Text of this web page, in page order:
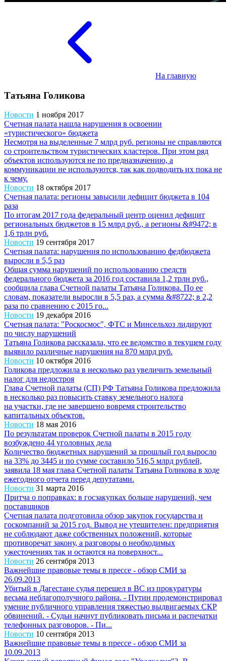
На главную
Татьяна Голикова
Новости 1 ноября 2017
Счетная палата нашла нарушения в освоении
«туристического» бюджета
Несмотря на выделенные 7 млрд руб. регионы не справляются
со строительством туристических кластеров. При этом ряд
объектов используются не по предназначению, а
коммуникации не используются, так как подводить их пока не
к чему.
Новости 18 октября 2017
Счетная палата: регионы завысили дефицит бюджета в 104
раза
По итогам 2017 года федеральный центр оценил дефицит
региональных бюджетов в 15 млрд руб., а регионы &#9472; в
1,6 трлн руб.
Новости 19 сентября 2017
Счетная палата: нарушения по использованию федбюджета
выросли в 5,5 раз
Общая сумма нарушений по использованию средств
федерального бюджета за 2016 год составила 1,2 трлн руб.,
сообщила глава Счетной палаты Татьяна Голикова. По ее
словам, показатели выросли в 5,5 раз, а сумма &#8722; в 2,2
раза по сравнению с 2015 го...
Новости 19 декабря 2016
Счетная палата: "Роскосмос", ФТС и Минсельхоз лидируют
по числу нарушений
Татьяна Голикова рассказала, что ее ведомство в текущем году
выявило различные нарушения на 870 млрд руб.
Новости 10 октября 2016
Голикова предложила в несколько раз увеличить земельный
налог для недостроя
Глава Счетной палаты (СП) РФ Татьяна Голикова предложила
в несколько раз повысить ставку земельного налога
на участки, где не завершено вовремя строительство
капитальных объектов.
Новости 18 мая 2016
По результатам проверок Счетной палаты в 2015 году
возбуждено 44 уголовных дела
Количество бюджетных нарушений за прошлый год выросло
на 33% до 3445 и по сумме составило 516,5 млрд рублей,
заявила 18 мая глава Счетной палаты Татьяна Голикова в ходе
ежегодного отчета перед депутатами.
Новости 31 марта 2016
Притча о поправках: в госзакупках больше нарушений, чем
поставщиков
Счетная палата подготовила обзор закупок государства и
госкомпаний за 2015 год. Вывод не утешителен: предприятия
не соблюдают даже собственных положений, которые
противоречат закону, а разговоры о необходимых
ужесточениях так и остаются на поверхност...
Новости 26 сентября 2013
Важнейшие правовые темы в прессе - обзор СМИ за
26.09.2013
Убитый в Дагестане судья перешел в ВС из прокуратуры
весьма неблагополучного района. - Путин продемонстрировал
умение публичного управления тяжестью выдвигаемых СКР
обвинений. - Судьи начнут публиковать письма и распечатки
телефонных разговоров. - Пи...
Новости 10 сентября 2013
Важнейшие правовые темы в прессе - обзор СМИ за
10.09.2013